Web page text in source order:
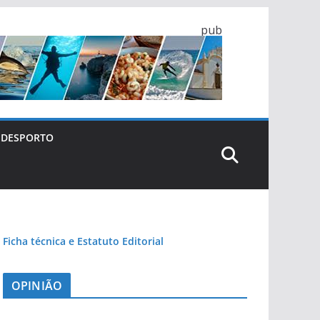
pub
DESPORTO
Ficha técnica e Estatuto Editorial
OPINIÃO